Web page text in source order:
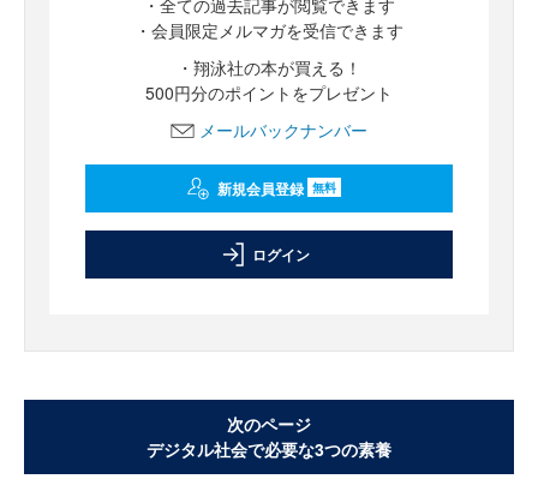
・会員限定メルマガを受信できます
・翔泳社の本が買える！
500円分のポイントをプレゼント
メールバックナンバー
新規会員登録 無料
ログイン
次のページ
デジタル社会で必要な3つの素養